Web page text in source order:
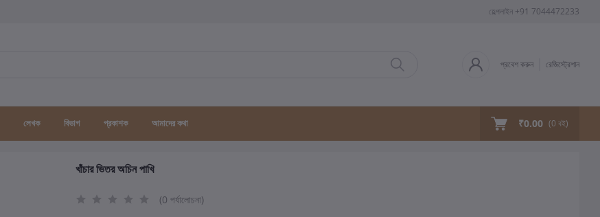
হেল্পলাইন +91 7044472233
প্রবেশ করুন রেজিস্ট্রেশান
লেখক বিভাগ প্রকাশক আমাদের কথা ₹0.00 (0 বই)
খাঁচার ভিতর অচিন পাখি
(0 পর্যালোচনা)